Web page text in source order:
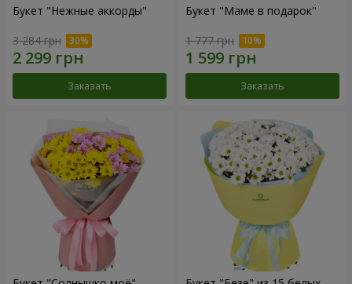
Букет "Нежные аккорды"
3 284 грн
Заказать
Букет "Маме в подарок"
1 777 грн
Заказать